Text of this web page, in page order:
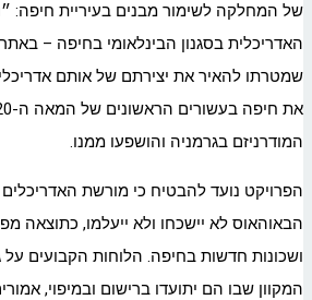
של המחלקה לשימור מבנים בעיריית חיפה:
האדריכלית בסגנון הבינלאומי בחיפה –
שמטרתו להאיר את יצירתם של אותם
המודרניזם בגרמניה והושפעו ממנו.
הפרויקט נועד להבטיח כי מורשת האדריכלים
הבאוהאוס לא יישכחו ולא ייעלמו, כתוצאה
ושכונות חדשות בחיפה. הלוחות הקבועים
המקוון שבו הם יתועדו ברישום ובמיפוי,